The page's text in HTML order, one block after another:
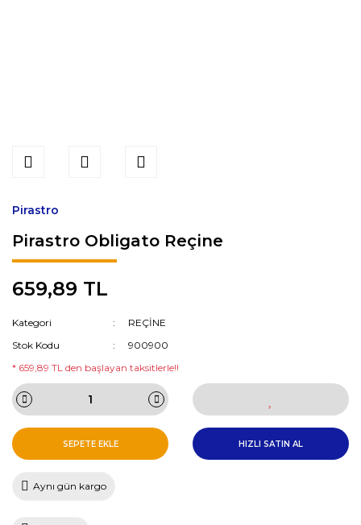
Pirastro
Pirastro Obligato Reçine
659,89 TL
Kategori
REÇİNE
Stok Kodu
900900
* 659,89 TL den başlayan taksitlerle!!
SEPETE EKLE HIZLI SATIN AL
Aynı gün kargo